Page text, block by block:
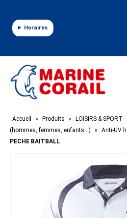
Horaires
Accueil » Produits » LOISIRS & SPORT
(hommes, femmes, enfants…)
» Anti-UV
PECHE BAITBALL